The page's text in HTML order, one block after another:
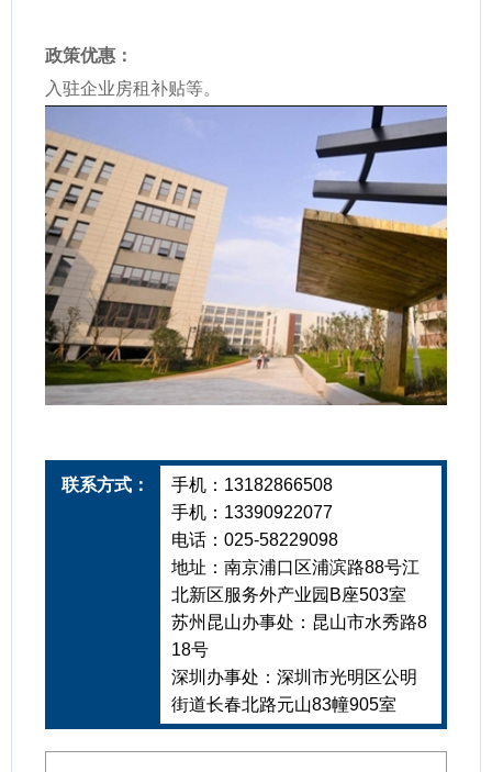
政策优惠：
入驻企业房租补贴等。
联系方式：
手机：13182866508
手机：13390922077
电话：025-58229098
地址：南京浦口区浦滨路88号江
北新区服务外产业园B座503室
苏州昆山办事处：昆山市水秀路8
18号
深圳办事处：深圳市光明区公明
街道长春北路元山83幢905室